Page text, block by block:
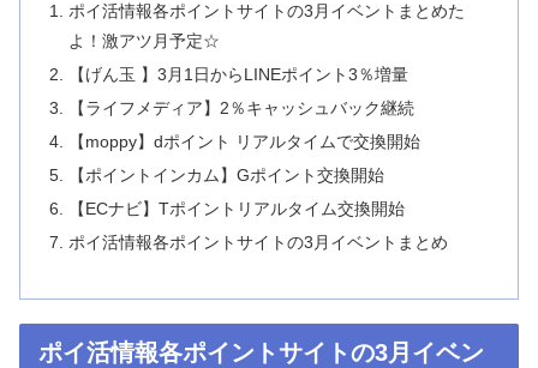
ポイ活情報各ポイントサイトの3月イベントまとめた
よ！激アツ月予定☆︎
【げん玉 】3月1日からLINEポイント3％増量
【ライフメディア】2％キャッシュバック継続
【moppy】dポイント リアルタイムで交換開始
【ポイントインカム】Gポイント交換開始
【ECナビ】Tポイントリアルタイム交換開始
ポイ活情報各ポイントサイトの3月イベントまとめ
ポイ活情報各ポイントサイトの3月イベン